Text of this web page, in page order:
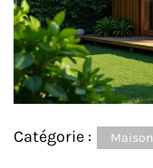
Catégorie : Maison